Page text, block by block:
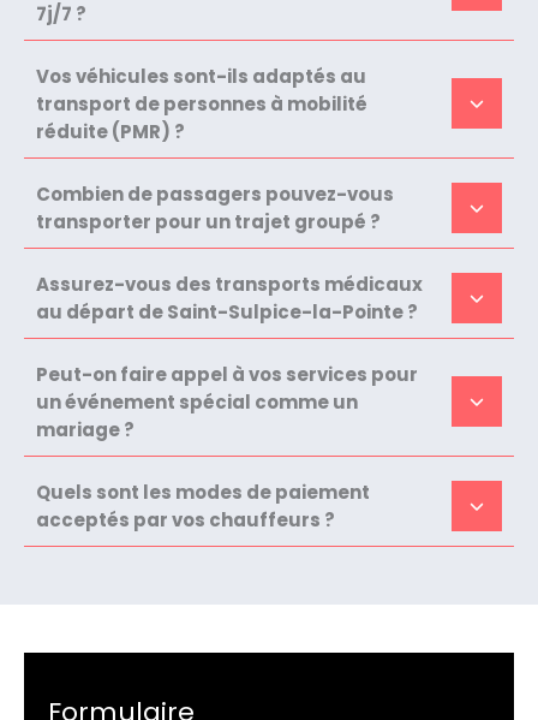
7j/7 ?
Vos véhicules sont-ils adaptés au
transport de personnes à mobilité
réduite (PMR) ?
Combien de passagers pouvez-vous
transporter pour un trajet groupé ?
Assurez-vous des transports médicaux
au départ de Saint-Sulpice-la-Pointe ?
Peut-on faire appel à vos services pour
un événement spécial comme un
mariage ?
Quels sont les modes de paiement
acceptés par vos chauffeurs ?
Formulaire